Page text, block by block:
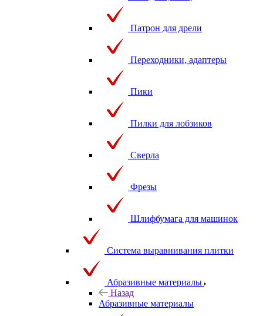
Патрон для дрели
Переходники, адаптеры
Пики
Пилки для лобзиков
Сверла
Фрезы
Шлифбумага для машинок
Система выравнивания плитки
Абразивные материалы
Назад
Абразивные материалы